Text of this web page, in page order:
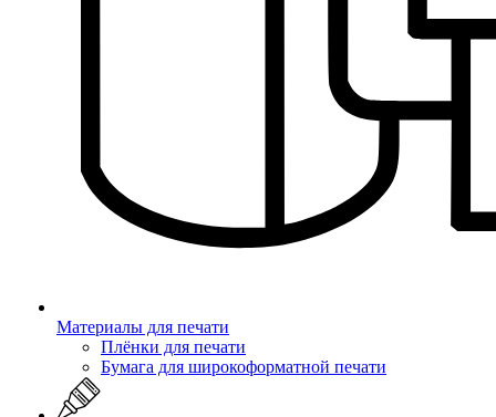
Материалы для печати
Плёнки для печати
Бумага для широкоформатной печати